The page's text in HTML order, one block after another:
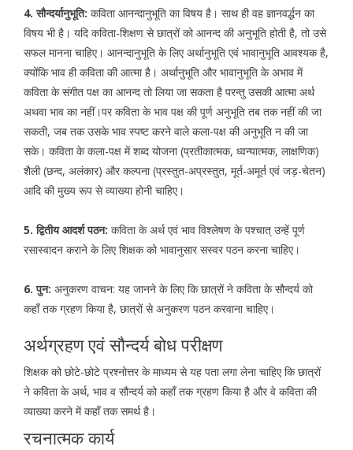
4. सौन्दर्यानुभूति: कविता आनन्दानुभूति का विषय है। साथ ही वह ज्ञानवर्द्धन का
विषय भी है। यदि कविता-शिक्षण से छात्रों को आनन्द की अनुभूति होती है, तो उसे
सफल मानना चाहिए। आनन्दानुभूति के लिए अर्थानुभूति एवं भावानुभूति आवश्यक है,
क्योंकि भाव ही कविता की आत्मा है। अर्थानुभूति और भावानुभूति के अभाव में
कविता के संगीत पक्ष का आनन्द तो लिया जा सकता है परन्तु उसकी आत्मा अर्थ
अथवा भाव का नहीं।पर कविता के भाव पक्ष की पूर्ण अनुभूति तब तक नहीं की जा
सकती, जब तक उसके भाव स्पष्ट करने वाले कला-पक्ष की अनुभूति न की जा
सके। कविता के कला-पक्ष में शब्द योजना (प्रतीकात्मक, ध्वन्यात्मक, लाक्षणिक)
शैली (छन्द, अलंकार) और कल्पना (प्रस्तुत-अप्रस्तुत, मूर्त-अमूर्त एवं जड़-चेतन)
आदि की मुख्य रूप से व्याख्या होनी चाहिए।
5. द्वितीय आदर्श पठन: कविता के अर्थ एवं भाव विश्लेषण के पश्चात् उन्हें पूर्ण
रसास्वादन कराने के लिए शिक्षक को भावानुसार सस्वर पठन करना चाहिए।
6. पुन: अनुकरण वाचन: यह जानने के लिए कि छात्रों ने कविता के सौन्दर्य को
कहाँ तक ग्रहण किया है, छात्रों से अनुकरण पठन करवाना चाहिए।
अर्थग्रहण एवं सौन्दर्य बोध परीक्षण
शिक्षक को छोटे-छोटे प्रश्नोत्तर के माध्यम से यह पता लगा लेना चाहिए कि छात्रों
ने कविता के अर्थ, भाव व सौन्दर्य को कहाँ तक ग्रहण किया है और वे कविता की
व्याख्या करने में कहाँ तक समर्थ है।
रचनात्मक कार्य